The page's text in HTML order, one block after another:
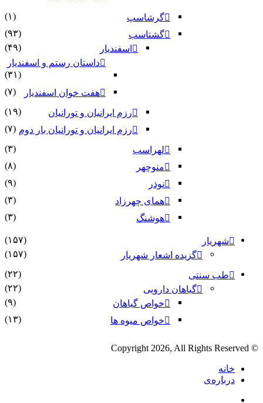
گرشاسپ
(۱)
گشتاسب
(۹۳)
اسفندیار
(۴۹)
داستان رستم و اسفندیار
(۳۱)
هفت خوان اسفندیار
(۷)
رزم ایرانیان و تورانیان
(۱۹)
رزم ایرانیان و تورانیان بار دوم (۷)
لهراسب
(۳)
منوچهر
(۸)
نوذر
(۹)
هماى چهرزاد
(۳)
هوشنگ
(۳)
شهریار
(۱۵۷)
گزیده اشعار شهریار
(۱۵۷)
طب سنتی
(۲۲)
گیاهان دارویی
(۲۲)
خواص گیاهان
(۹)
خواص میوه ها
(۱۳)
© Copyright 2026, All Rights Reserved
خانه
درباره‌ی